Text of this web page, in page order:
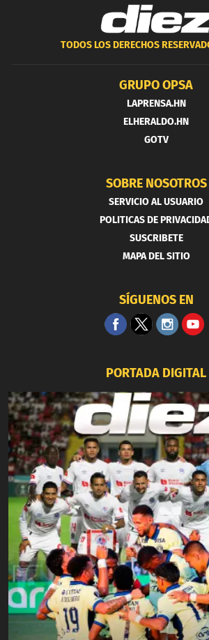
TODOS LOS DERECHOS
GRUPO OPSA
LAPRENSA.HN
ELHERALDO.HN
GOTV
SOBRE NOSOTROS
SERVICIO AL USUARIO
POLITICAS DE
SUSCRIBETE
MAPA DEL SITIO
SÍGUENOS EN
PORTADA DIGITAL